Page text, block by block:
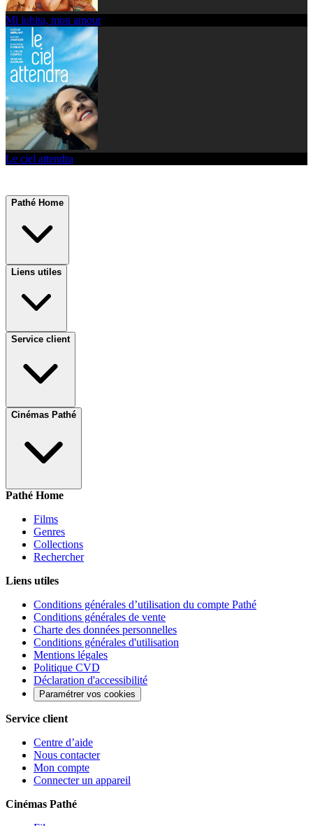
Mi iubita, mon amour
Le ciel attendra
Pathé Home
Liens utiles
Service client
Cinémas Pathé
Pathé Home
Films
Genres
Collections
Rechercher
Liens utiles
Conditions générales d’utilisation du compte Pathé
Conditions générales de vente
Charte des données personnelles
Conditions générales d'utilisation
Mentions légales
Politique CVD
Déclaration d'accessibilité
Paramétrer vos cookies
Service client
Centre d’aide
Nous contacter
Mon compte
Connecter un appareil
Cinémas Pathé